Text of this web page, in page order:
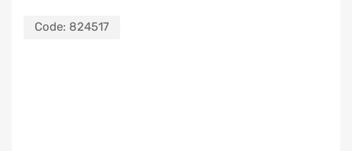
Code: 824517